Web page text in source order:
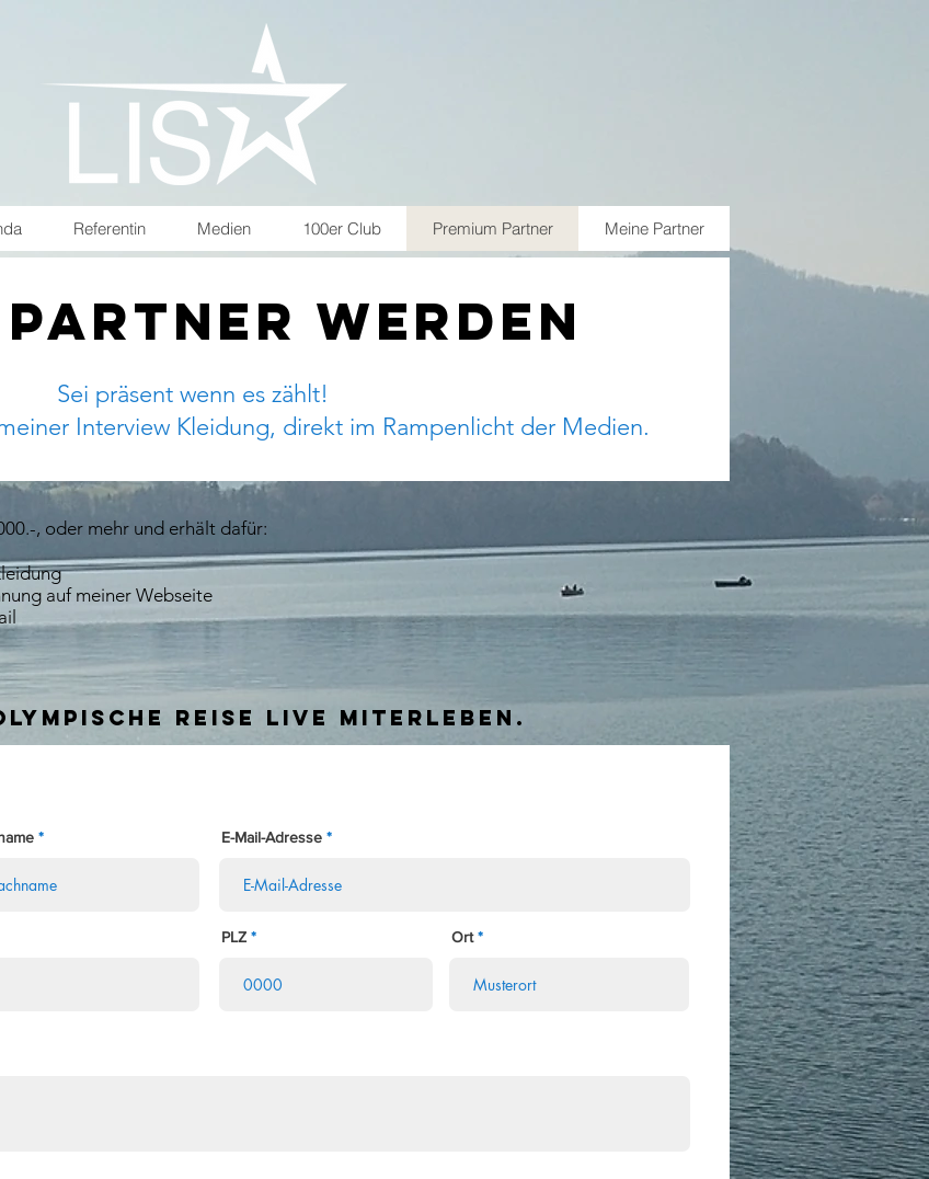
Referentin Medien 100er Club Premium Partner Meine Partner
Partner werden
Sei präsent wenn es zählt!
Interview Kleidung, direkt im Rampenlicht der Medien.
, oder mehr und erhält dafür:
auf meiner Webseite
reise live miterleben.
E-Mail-Adresse
PLZ Ort